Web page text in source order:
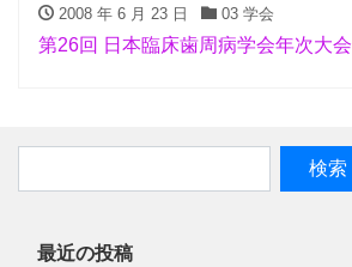
2008 年 6 月 23 日 03 学会
第26回 日本臨床歯周病学会年次大会
最近の投稿